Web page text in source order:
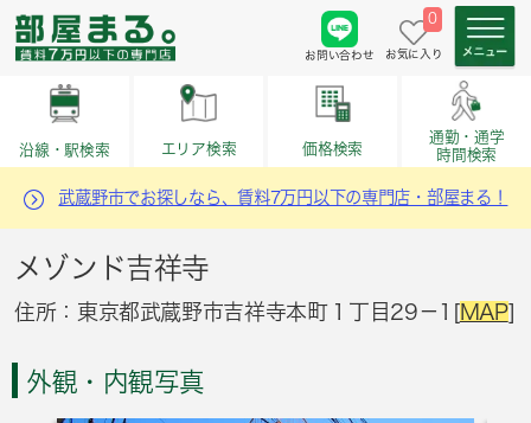
お問い合わせ
0
お気に入り
沿線・駅検索 エリア検索 価格検索
通勤・通学
時間検索
武蔵野市でお探しなら、賃料7万円以下の専門店・部屋まる！
メゾンド吉祥寺
住所：東京都武蔵野市吉祥寺本町１丁目29－1[MAP]
外観・内観写真